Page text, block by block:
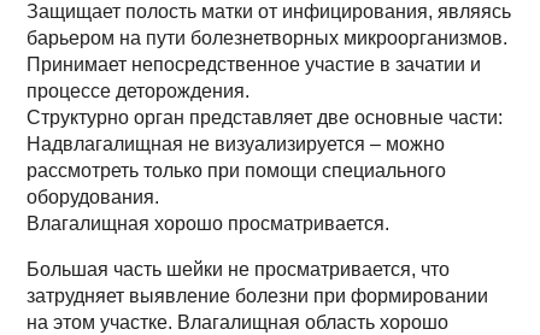
Защищает полость матки от инфицирования, являясь
барьером на пути болезнетворных микроорганизмов.
Принимает непосредственное участие в зачатии и
процессе деторождения.
Структурно орган представляет две основные части:
Надвлагалищная не визуализируется – можно
рассмотреть только при помощи специального
оборудования.
Влагалищная хорошо просматривается.
Большая часть шейки не просматривается, что
затрудняет выявление болезни при формировании
на этом участке. Влагалищная область хорошо